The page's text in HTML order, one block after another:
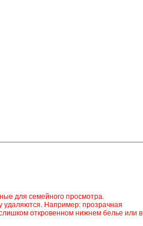
для семейного просмотра.
удаляются. Например: прозрачная
откровенном нижнем белье или в